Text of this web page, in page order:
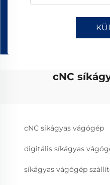
cNC
cNC síkágyas vágógép
digitális síkágyas
síkágyas vágógép